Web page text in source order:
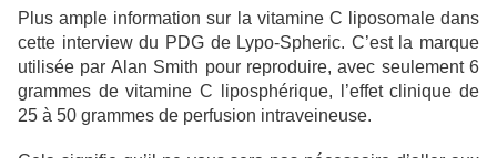
Plus ample information sur la vitamine C liposomale dans
cette interview du PDG de Lypo-Spheric. C’est la marque
utilisée par Alan Smith pour reproduire, avec seulement 6
grammes de vitamine C liposphérique, l’effet clinique de
25 à 50 grammes de perfusion intraveineuse.